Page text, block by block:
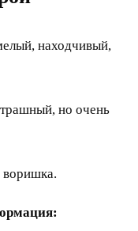
находчивый,
но очень